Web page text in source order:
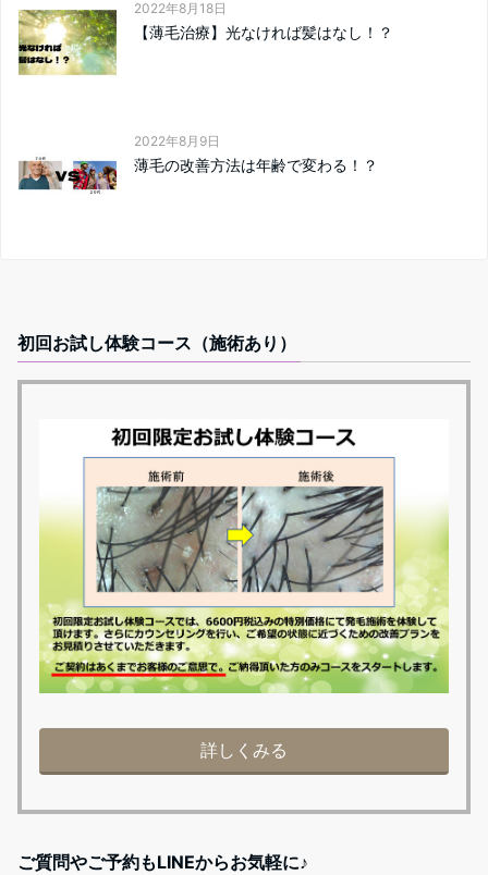
2022年8月18日
【薄毛治療】光なければ髪はなし！？
2022年8月9日
薄毛の改善方法は年齢で変わる！？
初回お試し体験コース（施術あり）
詳しくみる
ご質問やご予約もLINEからお気軽に♪